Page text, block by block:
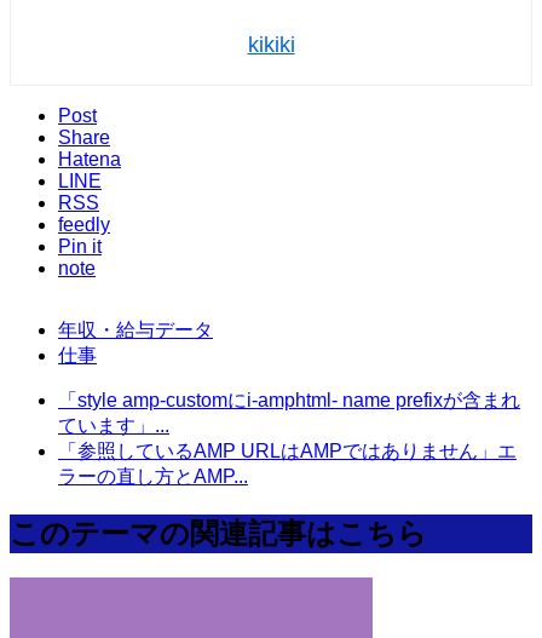
kikiki
Post
Share
Hatena
LINE
RSS
feedly
Pin it
note
年収・給与データ
仕事
「style amp-customにi-amphtml- name prefixが含まれ
ています」...
「参照しているAMP URLはAMPではありません」エ
ラーの直し方とAMP...
このテーマの関連記事はこちら